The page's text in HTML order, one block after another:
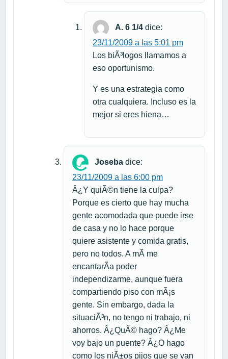
A. 6 1/4 dice:
23/11/2009 a las 5:01 pm
Los biÃ³logos llamamos a
eso oportunismo.
Y es una estrategia como
otra cualquiera. Incluso es la
mejor si eres hiena…
Joseba dice:
23/11/2009 a las 6:00 pm
Â¿Y quiÃ©n tiene la culpa?
Porque es cierto que hay mucha
gente acomodada que puede irse
de casa y no lo hace porque
quiere asistente y comida gratis,
pero no todos. A mÃ­ me
encantarÃ­a poder
independizarme, aunque fuera
compartiendo piso con mÃ¡s
gente. Sin embargo, dada la
situaciÃ³n, no tengo ni trabajo, ni
ahorros. Â¿QuÃ© hago? Â¿Me
voy bajo un puente? Â¿O hago
como los niÃ±os pijos que se van